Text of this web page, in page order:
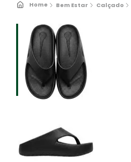
Bem Estar Calçado